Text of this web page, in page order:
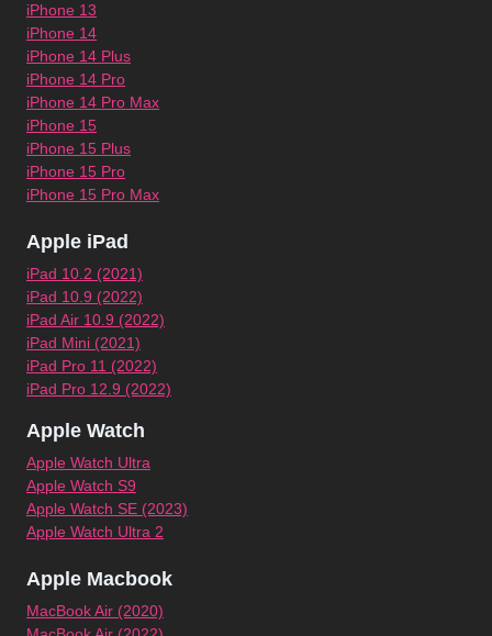
iPhone 13
iPhone 14
iPhone 14 Plus
iPhone 14 Pro
iPhone 14 Pro Max
iPhone 15
iPhone 15 Plus
iPhone 15 Pro
iPhone 15 Pro Max
Apple iPad
iPad 10.2 (2021)
iPad 10.9 (2022)
iPad Air 10.9 (2022)
iPad Mini (2021)
iPad Pro 11 (2022)
iPad Pro 12.9 (2022)
Apple Watch
Apple Watch Ultra
Apple Watch S9
Apple Watch SE (2023)
Apple Watch Ultra 2
Apple Macbook
MacBook Air (2020)